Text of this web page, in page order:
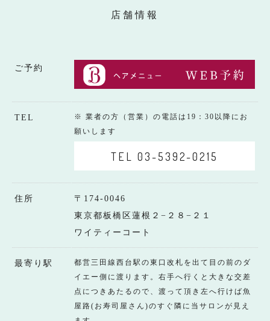
店舗情報
ご予約
TEL
※ 業者の方（営業）の電話は19：30以降にお
願いします
TEL 03-5392-0215
住所
〒174-0046
東京都板橋区蓮根２−２８−２１
ワイティーコート
最寄り駅
都営三田線西台駅の東口改札を出て目の前のダ
イエー側に渡ります。右手へ行くと大きな交差
点につきあたるので、渡って頂き左へ行けば魚
屋路(お寿司屋さん)のすぐ隣に当サロンが見え